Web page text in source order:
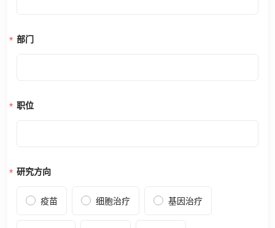
部门
职位
研究方向
疫苗 细胞治疗 基因治疗